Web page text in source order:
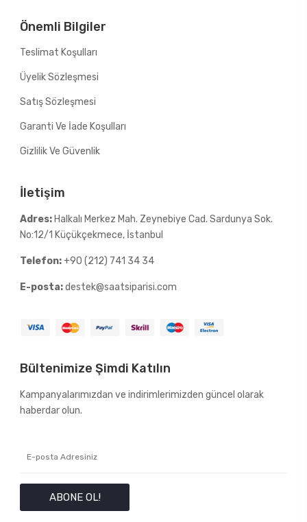
Önemli Bilgiler
Teslimat Koşulları
Üyelik Sözleşmesi
Satış Sözleşmesi
Garanti Ve İade Koşulları
Gizlilik Ve Güvenlik
İletişim
Adres: Halkalı Merkez Mah. Zeynebiye Cad. Sardunya Sok.
No:12/1 Küçükçekmece, İstanbul
Telefon:+90 (212) 741 34 34
E-posta:destek@saatsiparisi.com
Bültenimize Şimdi Katılın
Kampanyalarımızdan ve indirimlerimizden güncel olarak
haberdar olun.
ABONE OL!